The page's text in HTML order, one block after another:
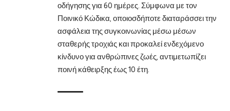
οδήγησης για 60 ημέρες. Σύμφωνα με τον
Ποινικό Κώδικα, οποιοσδήποτε διαταράσσει την
ασφάλεια της συγκοινωνίας μέσω μέσων
σταθερής τροχιάς και προκαλεί ενδεχόμενο
κίνδυνο για ανθρώπινες ζωές, αντιμετωπίζει
ποινή κάθειρξης έως 10 έτη.